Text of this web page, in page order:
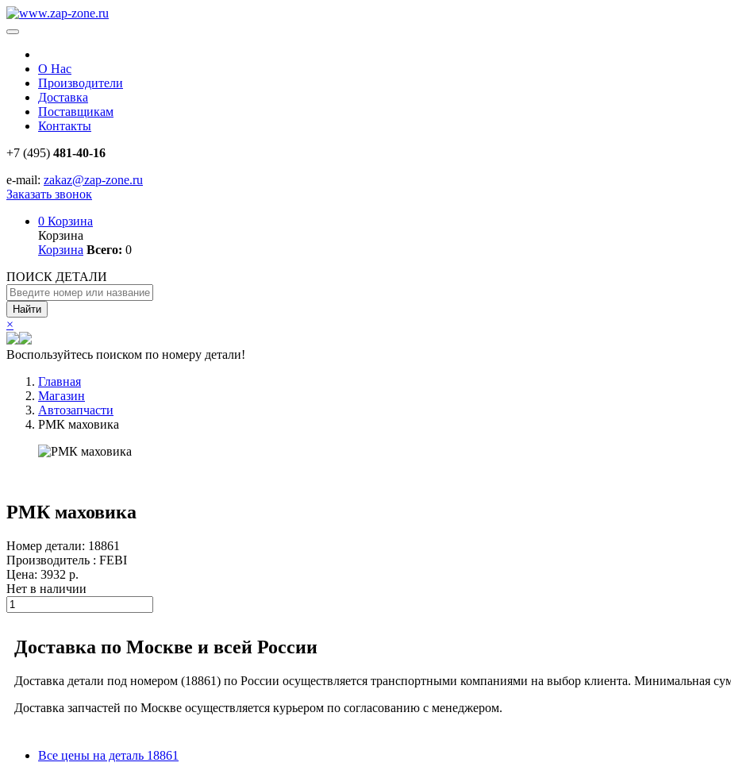
О Нас
Производители
Доставка
Поставщикам
Контакты
+7 (495) 481-40-16
e-mail: zakaz@zap-zone.ru
Заказать звонок
0 Корзина
Корзина
Корзина Всего: 0
ПОИСК ДЕТАЛИ
Найти
×
Воспользуйтесь поиском по номеру детали!
Главная
Магазин
Автозапчасти
РМК маховика
РМК маховика
Номер детали: 18861
Производитель : FEBI
Цена: 3932 р.
Нет в наличии
Доставка по Москве и всей России
Доставка детали под номером (18861) по России осуществляется транспортными компаниями на выбор клиента. Минимальная
Доставка запчастей по Москве осуществляется курьером по согласованию с менеджером.
Все цены на деталь 18861